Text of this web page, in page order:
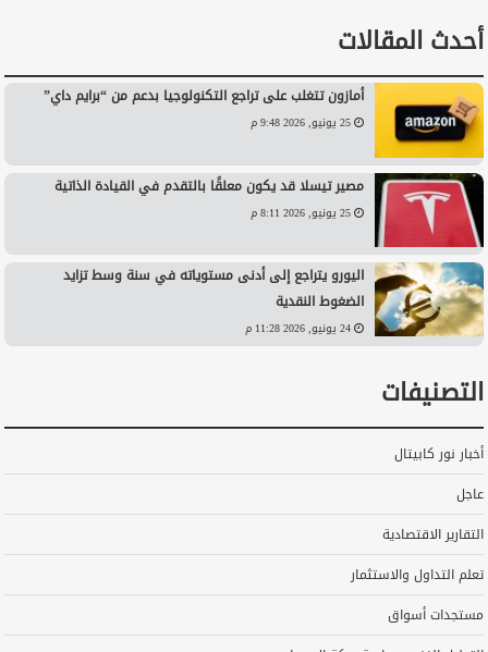
أحدث المقالات
أمازون تتغلب على تراجع التكنولوجيا بدعم من “برايم داي”
25 يونيو, 2026 9:48 م
مصير تيسلا قد يكون معلقًا بالتقدم في القيادة الذاتية
25 يونيو, 2026 8:11 م
اليورو يتراجع إلى أدنى مستوياته في سنة وسط تزايد
الضغوط النقدية
24 يونيو, 2026 11:28 م
التصنيفات
أخبار نور كابيتال
عاجل
التقارير الاقتصادية
تعلم التداول والاستثمار
مستجدات أسواق